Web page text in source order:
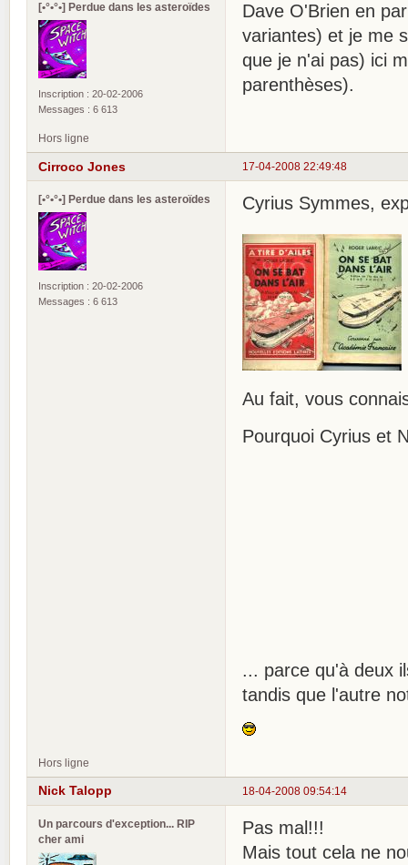
[•°•°•] Perdue dans les asteroïdes
Inscription : 20-02-2006
Messages : 6 613
Dave O'Brien en
variantes) et je me
que je n'ai pas) ici
parenthèses).
Hors ligne
17-04-2008 22:49:48
Cirroco Jones
[•°•°•] Perdue dans les asteroïdes
Inscription : 20-02-2006
Messages : 6 613
Cyrius Symmes,
Au fait, vous
Pourquoi Cyrius et
... parce qu'à deux
tandis que l'autre
Hors ligne
18-04-2008 09:54:14
Nick Talopp
Un parcours d'exception... RIP
cher ami
Pas mal!!!
Mais tout cela ne